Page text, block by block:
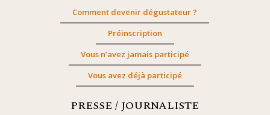
Comment devenir dégustateur ?
Préinscription
Vous n’avez jamais participé
Vous avez déjà participé
PRESSE / JOURNALISTE